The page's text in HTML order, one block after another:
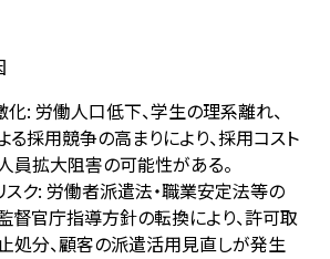
: 労働人口低下、学生の理系離れ、
る採用競争の高まりにより、採用コスト
員拡大阻害の可能性がある。
ク: 労働者派遣法・職業安定法等の
督官庁指導方針の転換により、許可取
処分、顧客の派遣活用見直しが発生